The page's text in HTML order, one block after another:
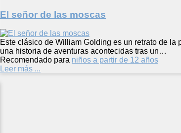
El señor de las moscas
Este clásico de William Golding es un retrato de
una historia de aventuras acontecidas tras un…
Recomendado para niños a partir de 12 años
Leer más ...